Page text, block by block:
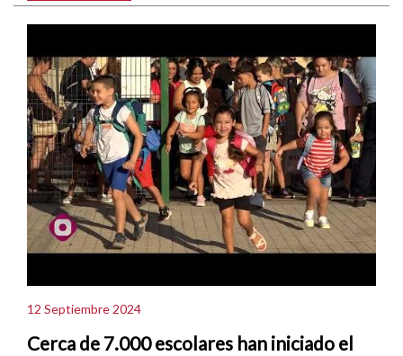
12 Septiembre 2024
Cerca de 7.000 escolares han iniciado el